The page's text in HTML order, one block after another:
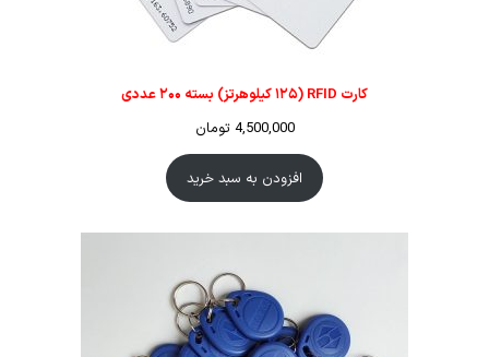
کارت RFID (۱۲۵ کیلوهرتز) بسته ۲۰۰ عددی
4,500,000 تومان
افزودن به سبد خرید